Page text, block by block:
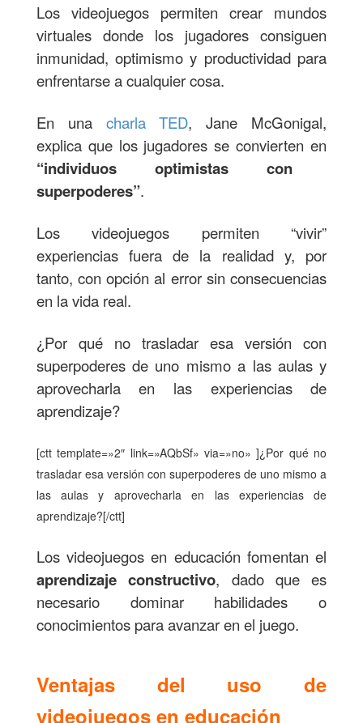
Los videojuegos permiten crear mundos
virtuales donde los jugadores consiguen
inmunidad, optimismo y productividad para
enfrentarse a cualquier cosa.
En una charla TED, Jane McGonigal,
explica que los jugadores se convierten en
“individuos optimistas con
superpoderes”.
Los videojuegos permiten “vivir”
experiencias fuera de la realidad y, por
tanto, con opción al error sin consecuencias
en la vida real.
¿Por qué no trasladar esa versión con
superpoderes de uno mismo a las aulas y
aprovecharla en las experiencias de
aprendizaje?
[ctt template=»2″ link=»AQbSf» via=»no» ]¿Por qué no
trasladar esa versión con superpoderes de uno mismo a
las aulas y aprovecharla en las experiencias de
aprendizaje?[/ctt]
Los videojuegos en educación fomentan el
aprendizaje constructivo, dado que es
necesario dominar habilidades o
conocimientos para avanzar en el juego.
Ventajas del uso de
videojuegos en educación